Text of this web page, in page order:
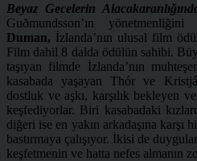
Beyaz Gecelerin
Guðmundsson’ın yönetmenliğini
Duman, İzlanda’nın ulusal film
Film dahil 8 dalda ödülün sahibi.
taşıyan filmde İzlanda’nın
kasabada yaşayan Thór ve
dostluk ve aşkı, karşılık bekleyen
keşfediyorlar. Biri kasabadaki
diğeri ise en yakın arkadaşına karşı
bastırmaya çalışıyor. İkisi de
keşfetmenin ve hatta nefes almanın